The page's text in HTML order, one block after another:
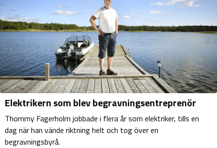
Elektrikern som blev begravningsentreprenör
Thommy Fagerholm jobbade i flera år som elektriker, tills en
dag när han vände riktning helt och tog över en
begravningsbyrå.